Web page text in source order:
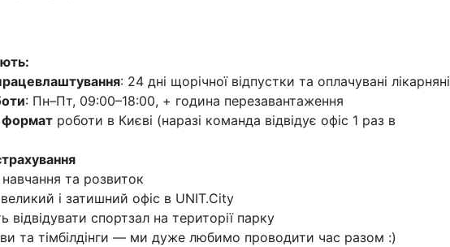
: 24 дні щорічної відпустки та оплачувані лікарняні
: Пн–Пт, 09:00–18:00, + година перезавантаження
формат роботи в Києві (наразі команда відвідує офіс 1 раз в
та розвиток
і затишний офіс в UNIT.City
відвідувати спортзал на території парку
та тімбілдінги — ми дуже любимо проводити час разом :)